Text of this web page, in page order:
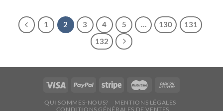
1 2 3 4 5 … 130
131
132
QUI SOMMES-NOUS?
MENTIONS LÉGALES
CONDITIONS GÉNÉRALES DE VENTES